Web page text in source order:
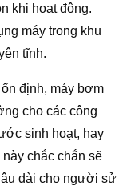
khi hoạt động.
máy trong khu
tĩnh.
định, máy bơm
cho các công
sinh hoạt, hay
chắc chắn sẽ
dài cho người sử